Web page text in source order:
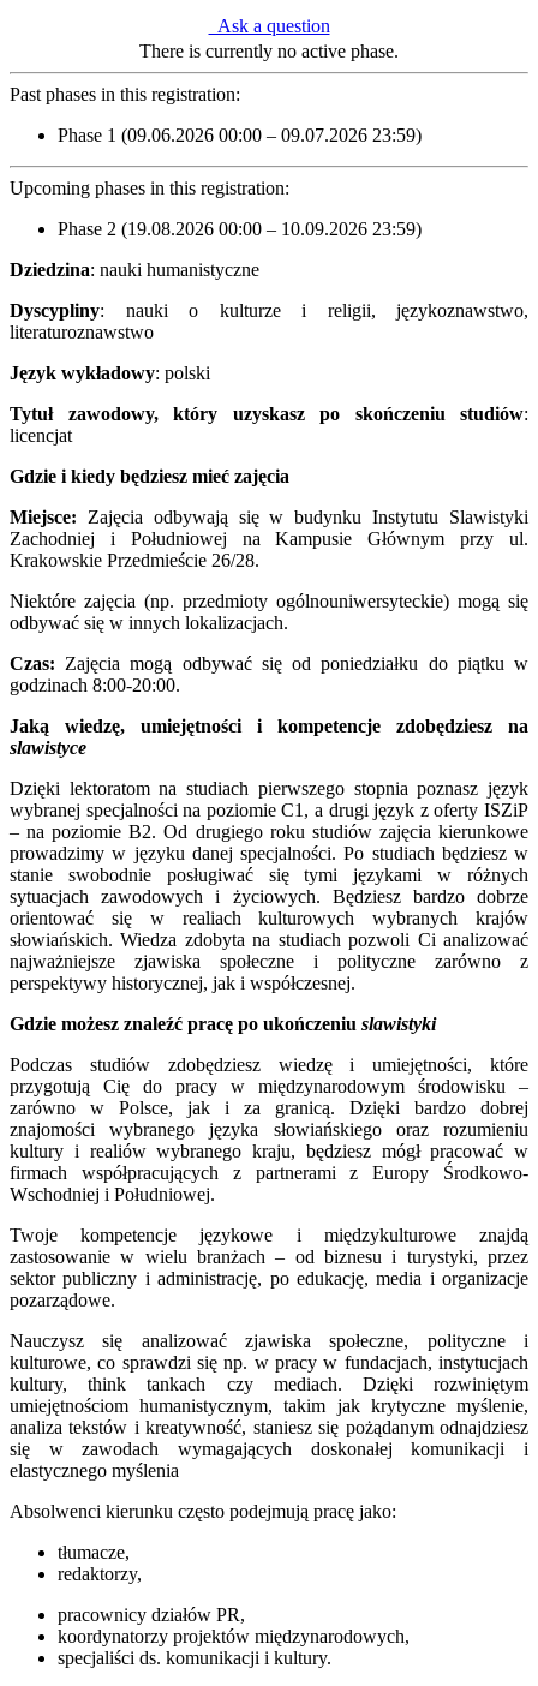
Ask a question
There is currently no active phase.
Past phases in this registration:
Phase 1 (09.06.2026 00:00 – 09.07.2026 23:59)
Upcoming phases in this registration:
Phase 2 (19.08.2026 00:00 – 10.09.2026 23:59)
Dziedzina: nauki humanistyczne
Dyscypliny: nauki o kulturze i religii, językoznawstwo,
literaturoznawstwo
Język wykładowy: polski
Tytuł zawodowy, który uzyskasz po skończeniu studiów:
licencjat
Gdzie i kiedy będziesz mieć zajęcia
Miejsce: Zajęcia odbywają się w budynku Instytutu Slawistyki
Zachodniej i Południowej na Kampusie Głównym przy ul.
Krakowskie Przedmieście 26/28.
Niektóre zajęcia (np. przedmioty ogólnouniwersyteckie) mogą się
odbywać się w innych lokalizacjach.
Czas: Zajęcia mogą odbywać się od poniedziałku do piątku w
godzinach 8:00-20:00.
Jaką wiedzę, umiejętności i kompetencje zdobędziesz na
slawistyce
Dzięki lektoratom na studiach pierwszego stopnia poznasz język
wybranej specjalności na poziomie C1, a drugi język z oferty ISZiP
– na poziomie B2. Od drugiego roku studiów zajęcia kierunkowe
prowadzimy w języku danej specjalności. Po studiach będziesz w
stanie swobodnie posługiwać się tymi językami w różnych
sytuacjach zawodowych i życiowych. Będziesz bardzo dobrze
orientować się w realiach kulturowych wybranych krajów
słowiańskich. Wiedza zdobyta na studiach pozwoli Ci analizować
najważniejsze zjawiska społeczne i polityczne zarówno z
perspektywy historycznej, jak i współczesnej.
Gdzie możesz znaleźć pracę po ukończeniu slawistyki
Podczas studiów zdobędziesz wiedzę i umiejętności, które
przygotują Cię do pracy w międzynarodowym środowisku –
zarówno w Polsce, jak i za granicą. Dzięki bardzo dobrej
znajomości wybranego języka słowiańskiego oraz rozumieniu
kultury i realiów wybranego kraju, będziesz mógł pracować w
firmach współpracujących z partnerami z Europy Środkowo-
Wschodniej i Południowej.
Twoje kompetencje językowe i międzykulturowe znajdą
zastosowanie w wielu branżach – od biznesu i turystyki, przez
sektor publiczny i administrację, po edukację, media i organizacje
pozarządowe.
Nauczysz się analizować zjawiska społeczne, polityczne i
kulturowe, co sprawdzi się np. w pracy w fundacjach, instytucjach
kultury, think tankach czy mediach. Dzięki rozwiniętym
umiejętnościom humanistycznym, takim jak krytyczne myślenie,
analiza tekstów i kreatywność, staniesz się pożądanym odnajdziesz
się w zawodach wymagających doskonałej komunikacji i
elastycznego myślenia
Absolwenci kierunku często podejmują pracę jako:
tłumacze,
redaktorzy,
pracownicy działów PR,
koordynatorzy projektów międzynarodowych,
specjaliści ds. komunikacji i kultury.